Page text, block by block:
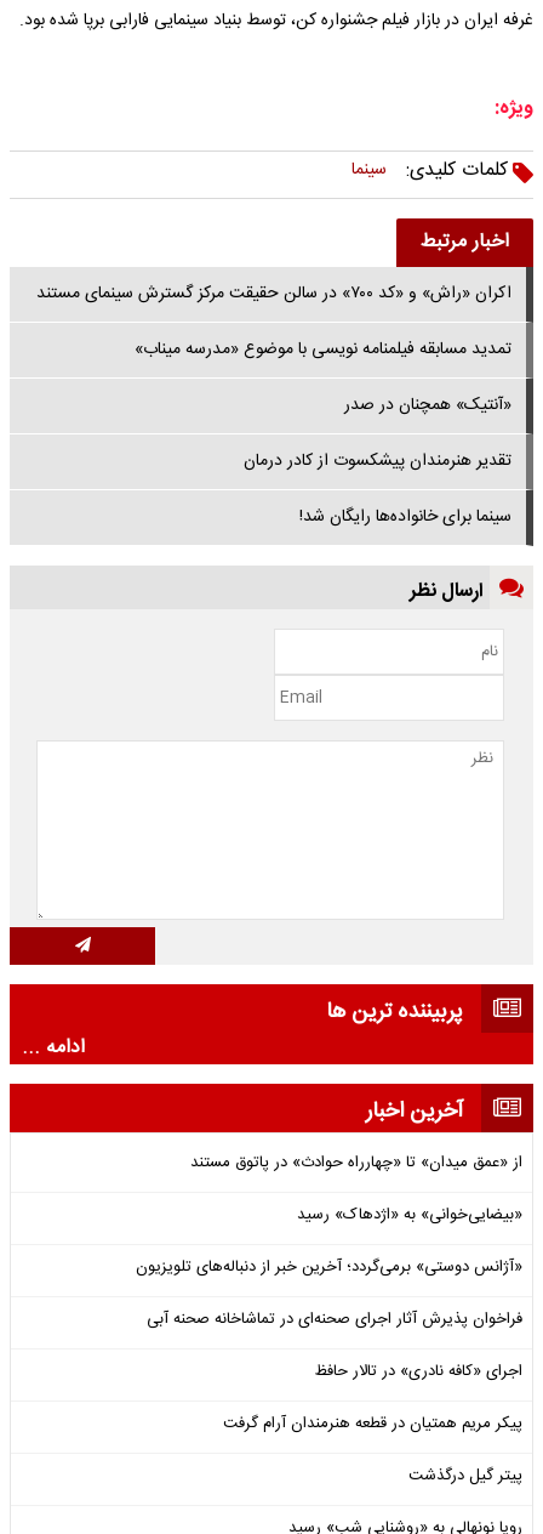
غرفه ایران در بازار فیلم جشنواره کن، توسط بنیاد سینمایی فارابی برپا شده بود.
ویژه:
کلمات کلیدی:
سینما
اخبار مرتبط
اکران «راش» و «کد ۷۰۰» در سالن حقیقت مرکز گسترش سینمای مستند
تمدید مسابقه فیلمنامه نویسی با موضوع «مدرسه‌ میناب»
«آنتیک» همچنان در صدر
تقدیر هنرمندان پیشکسوت از کادر درمان
سینما برای خانواده‌ها رایگان شد!
ارسال نظر
پربیننده ترین ها
ادامه ...
آخرین اخبار
از «عمق میدان» تا «چهارراه حوادث» در پاتوق مستند
«بیضایی‌خوانی» به «اژدهاک» رسید
«آژانس دوستی» برمی‌گردد؛ آخرین خبر از دنباله‌های تلویزیون
فراخوان پذیرش آثار اجرای صحنه‌ای در تماشاخانه صحنه آبی
اجرای «کافه نادری» در تالار حافظ
پیکر مریم همتیان در قطعه هنرمندان آرام گرفت
پیتر گیل درگذشت
رویا نونهالی به «روشنایی شب» رسید